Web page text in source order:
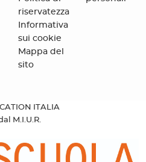
riservatezza
Informativa
sui cookie
Mappa del
sito
ITALIA
M.I.U.R.